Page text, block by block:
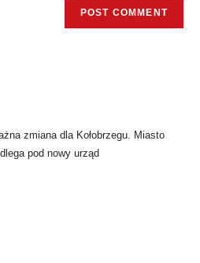
zmiana dla Kołobrzegu. Miasto
pod nowy urząd